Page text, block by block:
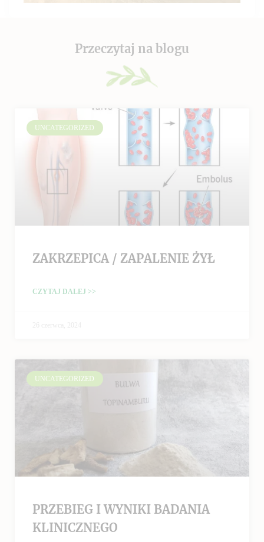
Przeczytaj na blogu
UNCATEGORIZED
ZAKRZEPICA / ZAPALENIE ŻYŁ
CZYTAJ DALEJ >>
26 czerwca, 2024
UNCATEGORIZED
PRZEBIEG I WYNIKI BADANIA
KLINICZNEGO